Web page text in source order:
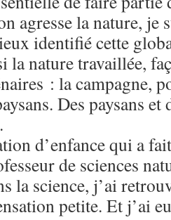
agresse la nature, je
identifié cette
la nature travaillée,
: la campagne,
Des paysans
d’enfance qui a
de sciences
la science, j’ai
petite. Et j’ai